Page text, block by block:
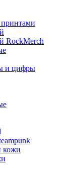
RockMerch
и цифры
кожи